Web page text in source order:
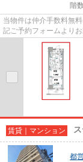
階
当物件は仲介手数料無
記ご予約フォームよりお
賃貸｜マンション
都